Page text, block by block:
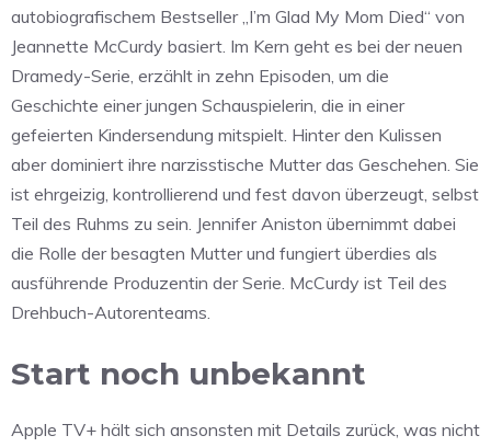
autobiografischem Bestseller „I’m Glad My Mom Died“ von
Jeannette McCurdy basiert. Im Kern geht es bei der neuen
Dramedy-Serie, erzählt in zehn Episoden, um die
Geschichte einer jungen Schauspielerin, die in einer
gefeierten Kindersendung mitspielt. Hinter den Kulissen
aber dominiert ihre narzisstische Mutter das Geschehen. Sie
ist ehrgeizig, kontrollierend und fest davon überzeugt, selbst
Teil des Ruhms zu sein. Jennifer Aniston übernimmt dabei
die Rolle der besagten Mutter und fungiert überdies als
ausführende Produzentin der Serie. McCurdy ist Teil des
Drehbuch-Autorenteams.
Start noch unbekannt
Apple TV+ hält sich ansonsten mit Details zurück, was nicht